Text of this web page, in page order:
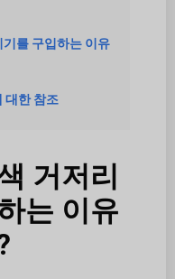
를 구입하는 이유
대한 참조
거저리
는 이유